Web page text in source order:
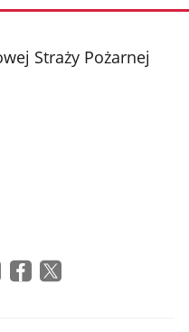
Straży Pożarnej